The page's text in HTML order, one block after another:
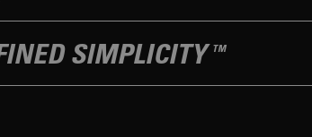
SIMPLICITY TM